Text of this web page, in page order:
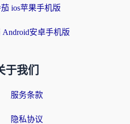
ios苹果手机版
Android安卓手机版
于我们
服务条款
隐私协议